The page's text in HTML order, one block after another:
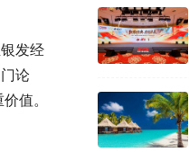
发经
论
值。